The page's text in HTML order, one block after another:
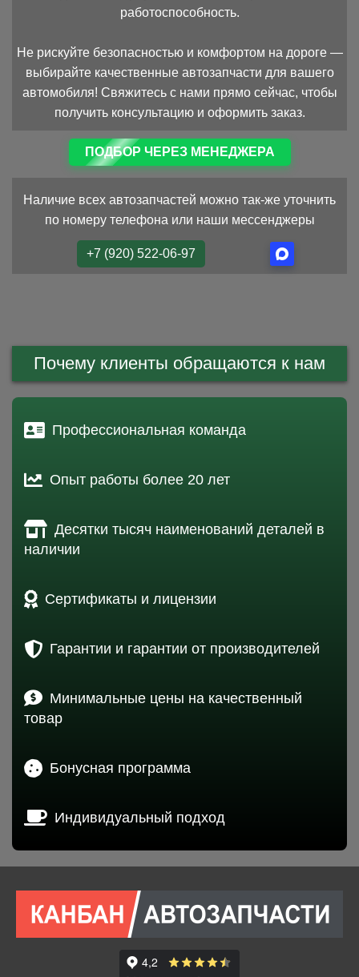
работоспособность.
Не рискуйте безопасностью и комфортом на дороге —
выбирайте качественные автозапчасти для вашего
автомобиля! Свяжитесь с нами прямо сейчас, чтобы
получить консультацию и оформить заказ.
ПОДБОР ЧЕРЕЗ МЕНЕДЖЕРА
Наличие всех автозапчастей можно так-же уточнить
по номеру телефона или наши мессенджеры
+7 (920) 522-06-97
Почему клиенты обращаются к нам
Профессиональная команда
Опыт работы более 20 лет
Десятки тысяч наименований деталей в
наличии
Сертификаты и лицензии
Гарантии и гарантии от производителей
Минимальные цены на качественный
товар
Бонусная программа
Индивидуальный подход